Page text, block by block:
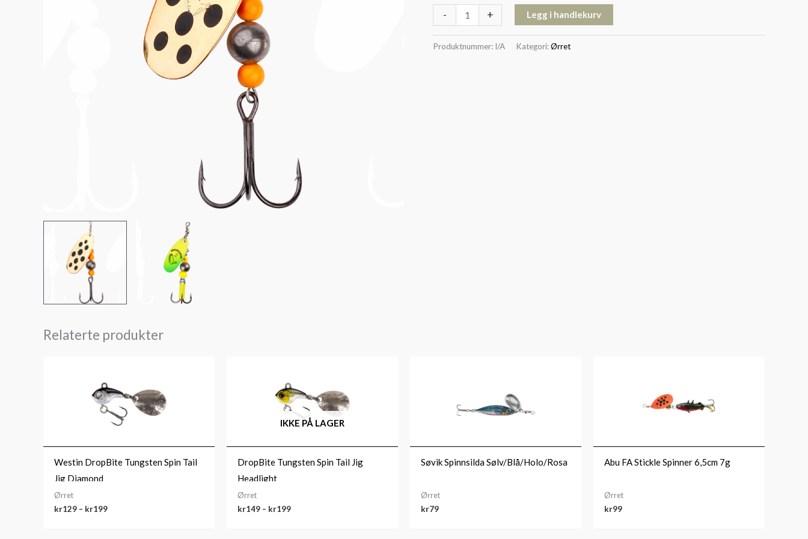
- + Legg i handlekurv
Produktnummer: I/A Kategori:Ørret
Relaterte produkter
Westin DropBite Tungsten Spin Tail
Jig Diamond
Ørret
kr129 – kr199
kr199
IKKE PÅ LAGER
DropBite Tungsten Spin Tail Jig
Headlight
Ørret
kr149 – kr199
kr199
Søvik Spinnsilda Sølv/Blå/Holo/Rosa
Ørret
kr79
Abu FA Stickle Spinner 6,5cm 7g
Ørret
kr99